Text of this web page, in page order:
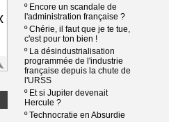
º Encore un scandale de
l'administration française ?
ºChérie, il faut que je te tue,
c'est pour ton bien !
º La désindustrialisation
programmée de l'industrie
française depuis la chute de
l'URSS
º Et si Jupiter devenait
Hercule ?
ºTechnocratie en Absurdie